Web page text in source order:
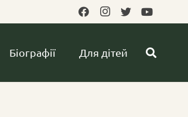
Біографії Для дітей